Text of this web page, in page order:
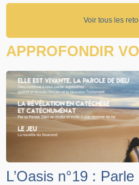
Voir tous les
APPROFONDIR
L’Oasis n°19 :